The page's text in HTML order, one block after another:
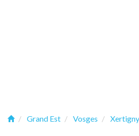
Grand Est Vosges Xertigny